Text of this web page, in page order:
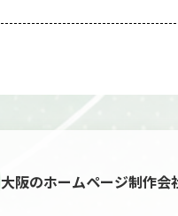
大阪のホームページ制作会